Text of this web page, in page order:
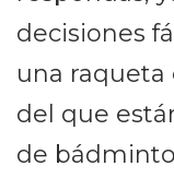
decisiones
una
del que
de